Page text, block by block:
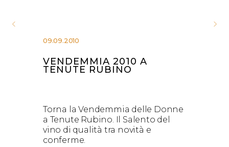
09.09.2010
VENDEMMIA 2010 A
TENUTE RUBINO
Torna la Vendemmia delle Donne
a Tenute Rubino. Il Salento del
vino di qualità tra novità e
conferme.